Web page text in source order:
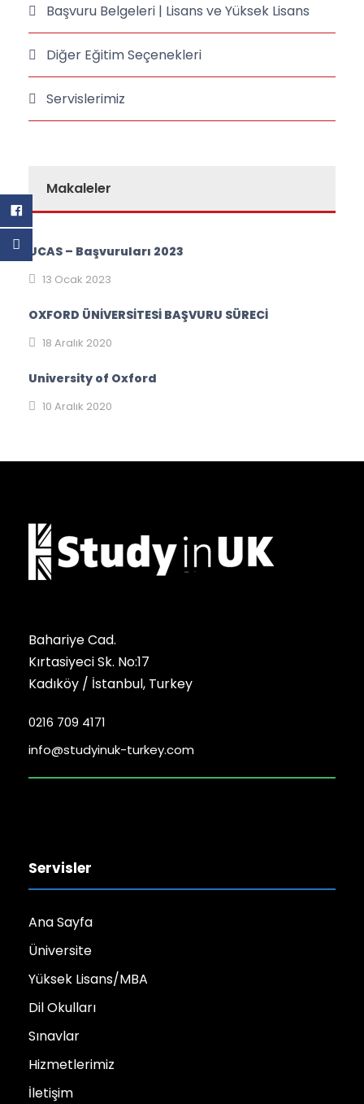
Başvuru Belgeleri | Lisans ve Yüksek Lisans
Diğer Eğitim Seçenekleri
Servislerimiz
Makaleler
UCAS – Başvuruları 2023
13 Ocak 2023
OXFORD ÜNİVERSİTESİ BAŞVURU SÜRECİ
18 Aralık 2020
University of Oxford
10 Aralık 2020
Bahariye Cad.
Kırtasiyeci Sk. No:17
Kadıköy / İstanbul, Turkey
0216 709 4171
info@studyinuk-turkey.com
Servisler
Ana Sayfa
Üniversite
Yüksek Lisans/MBA
Dil Okulları
Sınavlar
Hizmetlerimiz
İletişim